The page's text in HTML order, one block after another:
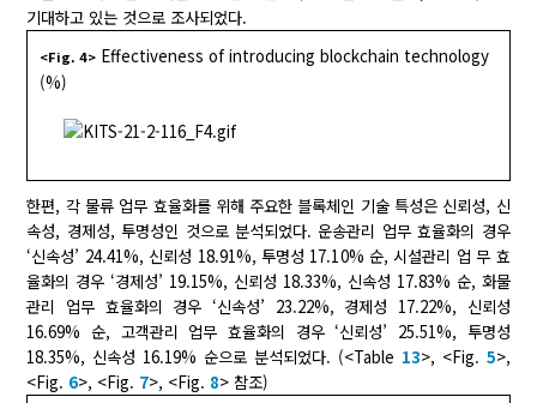
기대하고 있는 것으로 조사되었다.
<Fig. 4> Effectiveness of introducing blockchain technology
(%)
한편, 각 물류 업무 효율화를 위해 주요한 블록체인 기술 특성은 신뢰성, 신
속성, 경제성, 투명성인 것으로 분석되었다. 운송관리 업무 효율화의 경우
‘신속성’ 24.41%, 신뢰성 18.91%, 투명성 17.10% 순, 시설관리 업 무 효
율화의 경우 ‘경제성’ 19.15%, 신뢰성 18.33%, 신속성 17.83% 순, 화물
관리 업무 효율화의 경우 ‘신속성’ 23.22%, 경제성 17.22%, 신뢰성
16.69% 순, 고객관리 업무 효율화의 경우 ‘신뢰성’ 25.51%, 투명성
18.35%, 신속성 16.19% 순으로 분석되었다. (<Table 13>, <Fig. 5>,
<Fig. 6>, <Fig. 7>, <Fig. 8> 참조)